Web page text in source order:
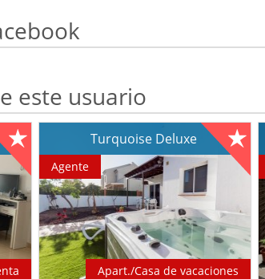
este usuario
Turquoise Deluxe
Apart./Casa de vacaciones
Agente